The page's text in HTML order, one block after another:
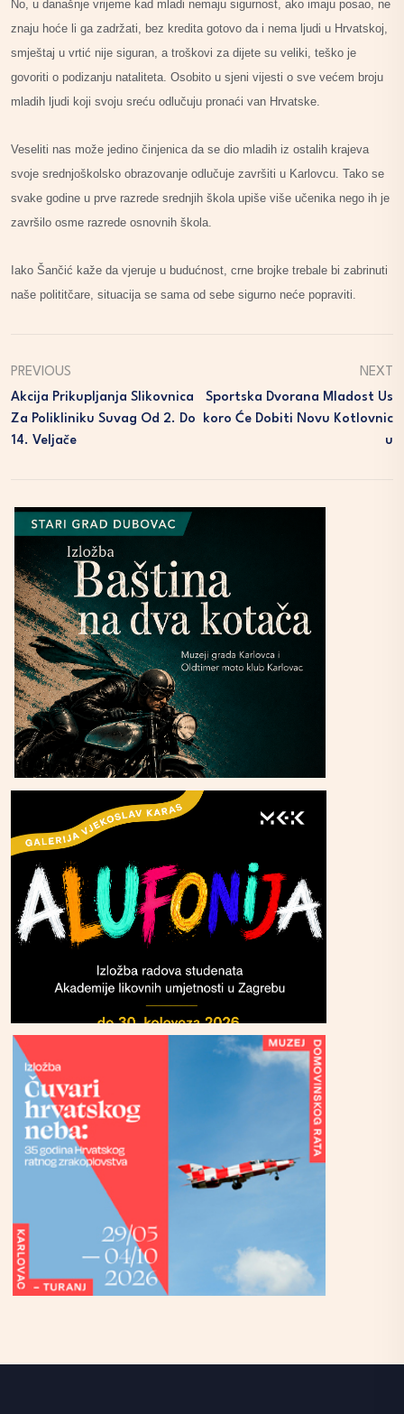
No, u današnje vrijeme kad mladi nemaju sigurnost, ako imaju posao, ne
znaju hoće li ga zadržati, bez kredita gotovo da i nema ljudi u Hrvatskoj,
smještaj u vrtić nije siguran, a troškovi za dijete su veliki, teško je
govoriti o podizanju nataliteta. Osobito u sjeni vijesti o sve većem broju
mladih ljudi koji svoju sreću odlučuju pronaći van Hrvatske.
Veseliti nas može jedino činjenica da se dio mladih iz ostalih krajeva
svoje srednjoškolsko obrazovanje odlučuje završiti u Karlovcu. Tako se
svake godine u prve razrede srednjih škola upiše više učenika nego ih je
završilo osme razrede osnovnih škola.
Iako Šančić kaže da vjeruje u budućnost, crne brojke trebale bi zabrinuti
naše polititčare, situacija se sama od sebe sigurno neće popraviti.
PREVIOUS
Akcija Prikupljanja Slikovnica
Za Polikliniku Suvag Od 2. Do
14. Veljače
NEXT
Sportska Dvorana Mladost Us
Koro Će Dobiti Novu Kotlovnic
U